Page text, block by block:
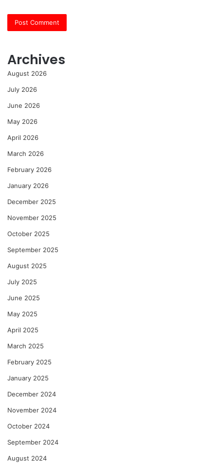
Archives
August 2026
July 2026
June 2026
May 2026
April 2026
March 2026
February 2026
January 2026
December 2025
November 2025
October 2025
September 2025
August 2025
July 2025
June 2025
May 2025
April 2025
March 2025
February 2025
January 2025
December 2024
November 2024
October 2024
September 2024
August 2024